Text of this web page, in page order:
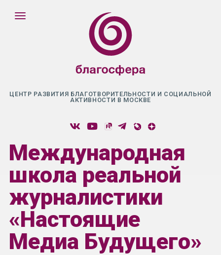
ЦЕНТР РАЗВИТИЯ БЛАГОТВОРИТЕЛЬНОСТИ И СОЦИАЛЬНОЙ
АКТИВНОСТИ В МОСКВЕ
Международная
школа реальной
журналистики
«Настоящие
Медиа Будущего»